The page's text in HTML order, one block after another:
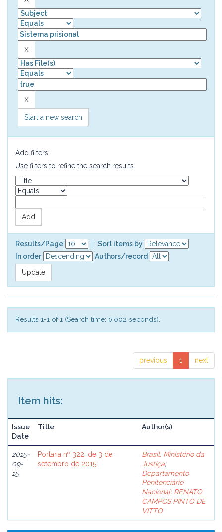
Start a new search
Add filters:
Use filters to refine the search results.
Results/Page
Sort items by
In order
Authors/record
Results 1-1 of 1 (Search time: 0.002 seconds).
previous 1 next
Item hits:
Issue
Date
Title Author(s)
2015-
09-
15
Portaria nº 322, de 3 de
setembro de 2015
Brasil. Ministério da
Justiça;
Departamento
Penitenciário
Nacional; RENATO
CAMPOS PINTO DE
VITTO